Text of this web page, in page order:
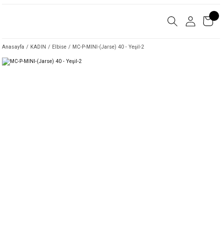
Anasayfa KADIN Elbise MC-P-MINI-(Jarse) 40 - Yeşil-2